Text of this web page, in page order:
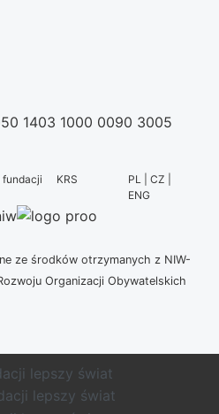
1403 1000 0090 3005
KRS
PL | CZ |
ENG
ze środków otrzymanych z NIW-
Organizacji Obywatelskich